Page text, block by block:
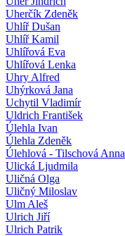
Uherčík Zdeněk
Uhlíř Dušan
Uhlíř Kamil
Uhlířová Eva
Uhlířová Lenka
Uhry Alfred
Uhýrková Jana
Uchytil Vladimír
Uldrich František
Úlehla Ivan
Úlehla Zdeněk
Úlehlová - Tilschová Anna
Ulická Ljudmila
Uličná Olga
Uličný Miloslav
Ulm Aleš
Ulrich Jiří
Ulrich Patrik